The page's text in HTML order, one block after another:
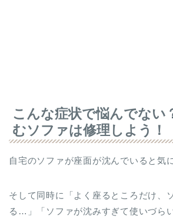
こんな症状で悩んでない
むソファは修理しよう！
自宅のソファが座面が沈んでいると気
そして同時に「よく座るところだけ、
る…」「ソファが沈みすぎて使いづら